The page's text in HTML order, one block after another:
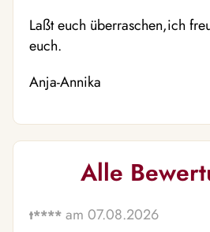
Laßt euch überraschen,ich
euch.
Anja-Annika
Alle
t**** am 07.08.2026